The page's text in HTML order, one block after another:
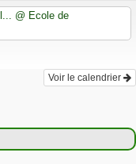
@ Ecole de
Voir le calendrier